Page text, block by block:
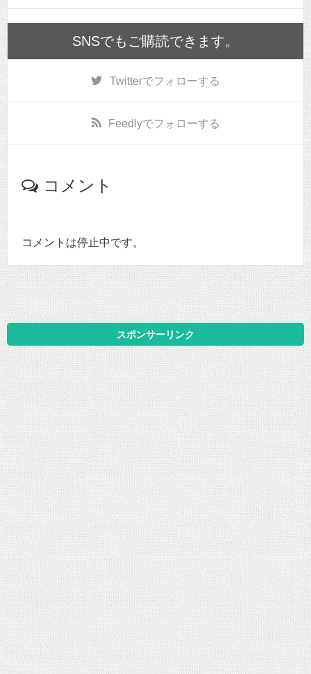
SNSでもご購読できます。
Twitterでフォローする
Feedlyでフォローする
コメント
コメントは停止中です。
スポンサーリンク